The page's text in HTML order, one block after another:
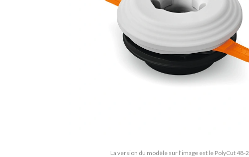
La version du modèle sur l'image est le PolyCut 48-2